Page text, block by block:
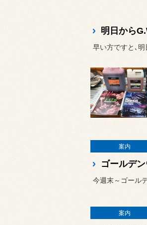
明日から
早い方ですと､
案内
ゴールデ
今週末～ゴール
案内